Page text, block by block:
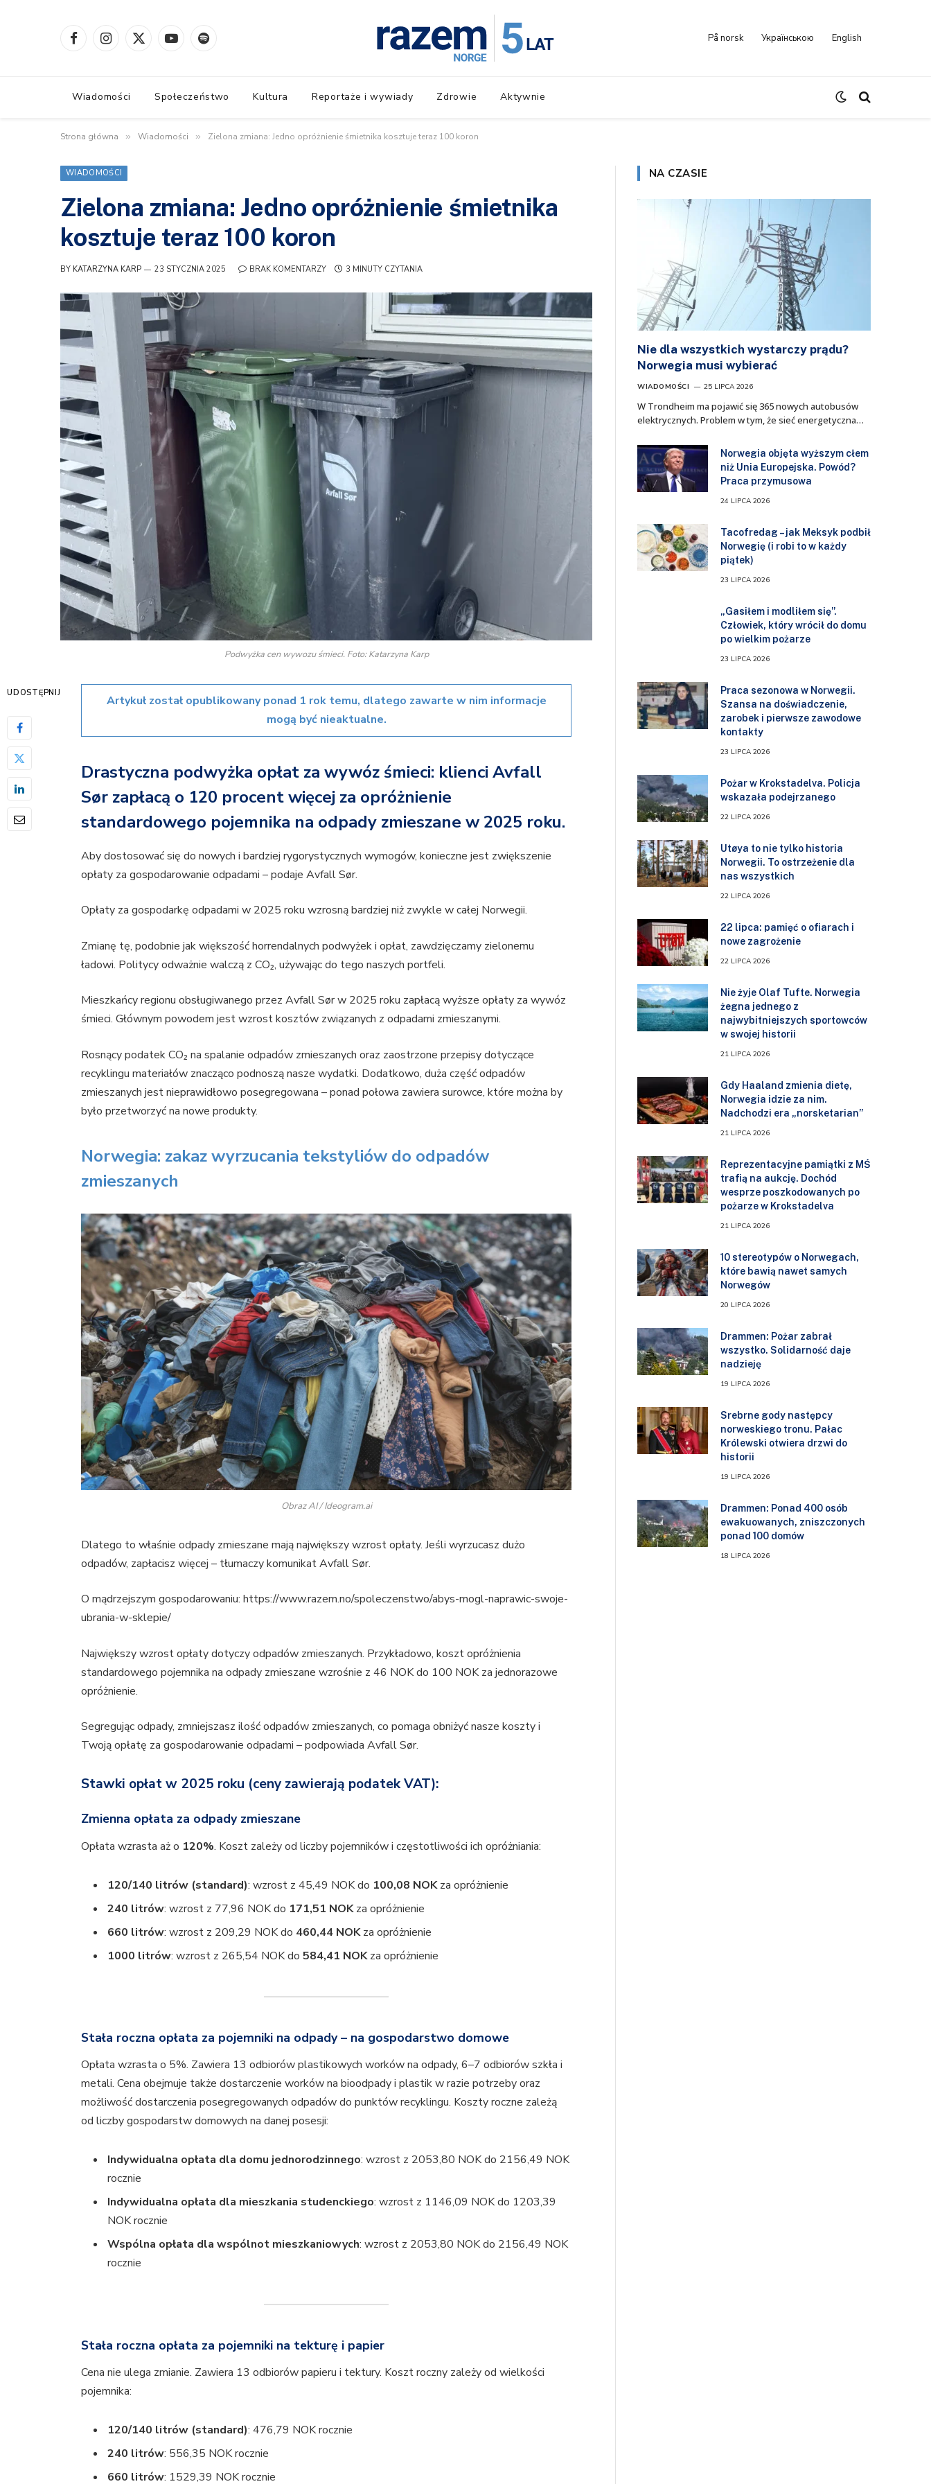
FacebookInstagram
X
YouTubeSpotify På norsk Українською English
Wiadomości Społeczeństwo Kultura Reportaże i wywiady Zdrowie Aktywnie
Strona główna » Wiadomości » Zielona zmiana: Jedno opróżnienie śmietnika kosztuje teraz 100 koron
WIADOMOŚCI
Zielona zmiana: Jedno opróżnienie śmietnika
kosztuje teraz 100 koron
BY KATARZYNA KARP 23 STYCZNIA 2025 BRAK KOMENTARZY 3 MINUTY CZYTANIA
Podwyżka cen wywozu śmieci. Foto: Katarzyna Karp
UDOSTĘPNIJ
Artykuł został opublikowany ponad 1 rok temu, dlatego zawarte w nim informacje
mogą być nieaktualne.
Drastyczna podwyżka opłat za wywóz śmieci: klienci Avfall
Sør zapłacą o 120 procent więcej za opróżnienie
standardowego pojemnika na odpady zmieszane w 2025 roku.
Aby dostosować się do nowych i bardziej rygorystycznych wymogów, konieczne jest zwiększenie
opłaty za gospodarowanie odpadami – podaje Avfall Sør.
Opłaty za gospodarkę odpadami w 2025 roku wzrosną bardziej niż zwykle w całej Norwegii.
Zmianę tę, podobnie jak większość horrendalnych podwyżek i opłat, zawdzięczamy zielonemu
ładowi. Politycy odważnie walczą z CO₂, używając do tego naszych portfeli.
Mieszkańcy regionu obsługiwanego przez Avfall Sør w 2025 roku zapłacą wyższe opłaty za wywóz
śmieci. Głównym powodem jest wzrost kosztów związanych z odpadami zmieszanymi.
Rosnący podatek CO₂ na spalanie odpadów zmieszanych oraz zaostrzone przepisy dotyczące
recyklingu materiałów znacząco podnoszą nasze wydatki. Dodatkowo, duża część odpadów
zmieszanych jest nieprawidłowo posegregowana – ponad połowa zawiera surowce, które można by
było przetworzyć na nowe produkty.
Norwegia: zakaz wyrzucania tekstyliów do odpadów
zmieszanych
Obraz AI / Ideogram.ai
Dlatego to właśnie odpady zmieszane mają największy wzrost opłaty. Jeśli wyrzucasz dużo
odpadów, zapłacisz więcej – tłumaczy komunikat Avfall Sør.
O mądrzejszym gospodarowaniu: https://www.razem.no/spoleczenstwo/abys-mogl-naprawic-swoje-
ubrania-w-sklepie/
Największy wzrost opłaty dotyczy odpadów zmieszanych. Przykładowo, koszt opróżnienia
standardowego pojemnika na odpady zmieszane wzrośnie z 46 NOK do 100 NOK za jednorazowe
opróżnienie.
Segregując odpady, zmniejszasz ilość odpadów zmieszanych, co pomaga obniżyć nasze koszty i
Twoją opłatę za gospodarowanie odpadami – podpowiada Avfall Sør.
Stawki opłat w 2025 roku (ceny zawierają podatek VAT):
Zmienna opłata za odpady zmieszane
Opłata wzrasta aż o 120%. Koszt zależy od liczby pojemników i częstotliwości ich opróżniania:
120/140 litrów (standard): wzrost z 45,49 NOK do 100,08 NOKza opróżnienie
240 litrów: wzrost z 77,96 NOK do 171,51 NOKza opróżnienie
660 litrów: wzrost z 209,29 NOK do 460,44 NOKza opróżnienie
1000 litrów: wzrost z 265,54 NOK do584,41 NOKza opróżnienie
Stała roczna opłata za pojemniki na odpady – na gospodarstwo domowe
Opłata wzrasta o 5%. Zawiera 13 odbiorów plastikowych worków na odpady, 6–7 odbiorów szkła i
metali. Cena obejmuje także dostarczenie worków na bioodpady i plastik w razie potrzeby oraz
możliwość dostarczenia posegregowanych odpadów do punktów recyklingu. Koszty roczne zależą
od liczby gospodarstw domowych na danej posesji:
Indywidualna opłata dla domu jednorodzinnego: wzrost z 2053,80 NOK do 2156,49 NOK
rocznie
Indywidualna opłata dla mieszkania studenckiego: wzrost z 1146,09 NOK do 1203,39
NOK rocznie
Wspólna opłata dla wspólnot mieszkaniowych: wzrost z 2053,80 NOK do 2156,49 NOK
rocznie
Stała roczna opłata za pojemniki na tekturę i papier
Cena nie ulega zmianie. Zawiera 13 odbiorów papieru i tektury. Koszt roczny zależy od wielkości
pojemnika:
120/140 litrów (standard): 476,79 NOK rocznie
240 litrów: 556,35 NOK rocznie
660 litrów: 1529,39 NOK rocznie
NA CZASIE
Nie dla wszystkich wystarczy prądu?
Norwegia musi wybierać
WIADOMOŚCI 25 LIPCA 2026
W Trondheim ma pojawić się 365 nowych autobusów
elektrycznych. Problem w tym, że sieć energetyczna…
Norwegia objęta wyższym cłem
niż Unia Europejska. Powód?
Praca przymusowa
24 LIPCA 2026
Tacofredag – jak Meksyk podbił
Norwegię (i robi to w każdy
piątek)
23 LIPCA 2026
„Gasiłem i modliłem się”.
Człowiek, który wrócił do domu
po wielkim pożarze
23 LIPCA 2026
Praca sezonowa w Norwegii.
Szansa na doświadczenie,
zarobek i pierwsze zawodowe
kontakty
23 LIPCA 2026
Pożar w Krokstadelva. Policja
wskazała podejrzanego
22 LIPCA 2026
Utøya to nie tylko historia
Norwegii. To ostrzeżenie dla
nas wszystkich
22 LIPCA 2026
22 lipca: pamięć o ofiarach i
nowe zagrożenie
22 LIPCA 2026
Nie żyje Olaf Tufte. Norwegia
żegna jednego z
najwybitniejszych sportowców
w swojej historii
21 LIPCA 2026
Gdy Haaland zmienia dietę,
Norwegia idzie za nim.
Nadchodzi era „norsketarian”
21 LIPCA 2026
Reprezentacyjne pamiątki z MŚ
trafią na aukcję. Dochód
wesprze poszkodowanych po
pożarze w Krokstadelva
21 LIPCA 2026
10 stereotypów o Norwegach,
które bawią nawet samych
Norwegów
20 LIPCA 2026
Drammen: Pożar zabrał
wszystko. Solidarność daje
nadzieję
19 LIPCA 2026
Srebrne gody następcy
norweskiego tronu. Pałac
Królewski otwiera drzwi do
historii
19 LIPCA 2026
Drammen: Ponad 400 osób
ewakuowanych, zniszczonych
ponad 100 domów
18 LIPCA 2026